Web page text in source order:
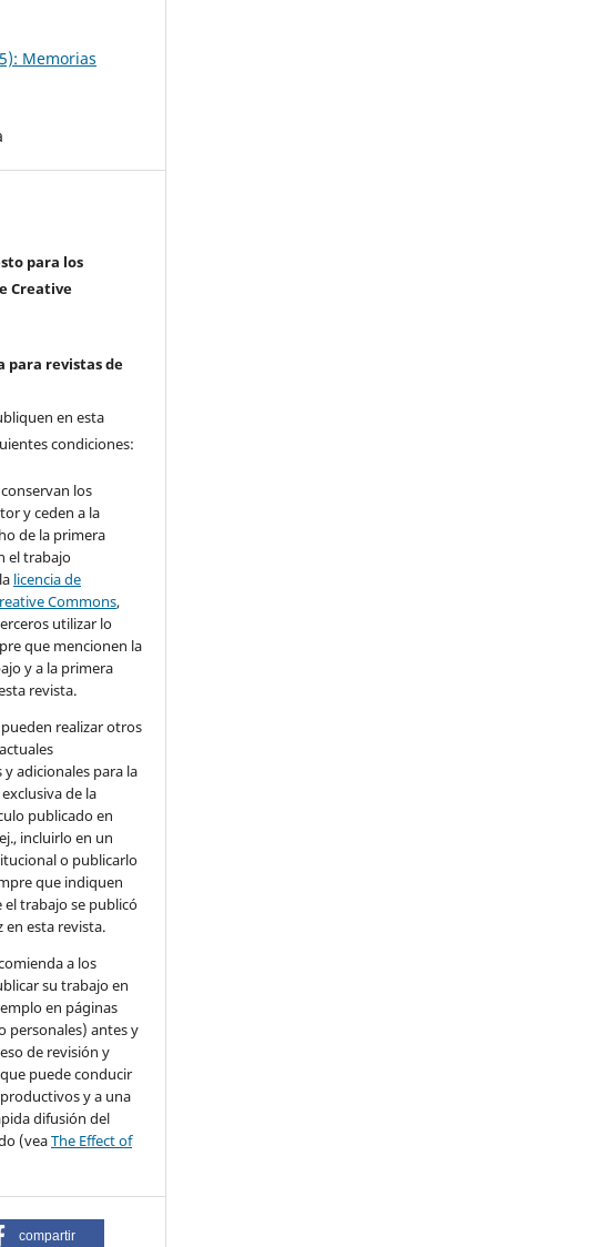
Memorias
para los
Creative
para revistas de
en esta
condiciones:
los
y ceden a la
de la primera
el trabajo
licencia de
Commons,
utilizar lo
que mencionen la
y a la primera
revista.
realizar otros
adicionales para la
de la
publicado en
incluirlo en un
o publicarlo
que indiquen
trabajo se publicó
en esta revista.
a los
su trabajo en
en páginas
personales) antes y
de revisión y
puede conducir
y a una
difusión del
(veaThe Effect of
compartir